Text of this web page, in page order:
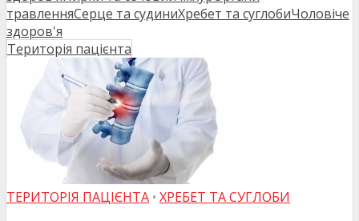
травленняСерце та судиниХребет та суглобиЧоловіче
здоров'я
Територія пацієнта
ТЕРИТОРІЯ ПАЦІЄНТА • ХРЕБЕТ ТА СУГЛОБИ